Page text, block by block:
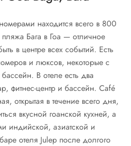
находится всего в 800
пляжа Бага в Гоа — отличное
в центре всех событий. Есть
и люксов, некоторые с
В отеле есть два
фитнес-центр и бассейн. Café
открытая в течение всего дня,
вкусной гоанской кухней, а
индийской, азиатской и
отеля Julep после долгого